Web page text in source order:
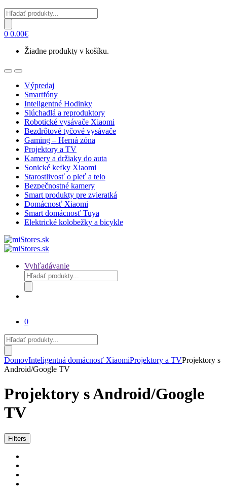
Products
search
0 0.00€
Žiadne produkty v košíku.
OpenClose
Výpredaj
Smartfóny
Inteligentné Hodinky
Slúchadlá a reproduktory
Robotické vysávače Xiaomi
Bezdrôtové tyčové vysávače
Gaming – Herná zóna
Projektory a TV
Kamery a držiaky do auta
Sonické kefky Xiaomi
Starostlivosť o pleť a telo
Bezpečnostné kamery
Smart produkty pre zvieratká
Domácnosť Xiaomi
Smart domácnosť Tuya
Elektrické kolobežky a bicykle
Vyhľadávanie
Products
search
0
Products
search
DomovInteligentná domácnosť XiaomiProjektory a TVProjektory s
Android/Google TV
Projektory s Android/Google
TV
Zoradené
podľa
popularity
Filters